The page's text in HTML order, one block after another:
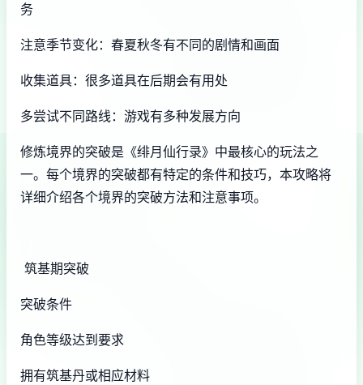
务
注意季节变化：春夏秋冬有不同的剧情和画面
收集道具：很多道具在后期会有用处
多尝试不同路线：游戏有多种发展方向
修炼境界的突破是《绯月仙行录》中最核心的玩法之
一。每个境界的突破都有特定的条件和技巧，本攻略将
详细介绍各个境界的突破方法和注意事项。
筑基期突破
突破条件
角色等级达到要求
拥有筑基丹或相应材料